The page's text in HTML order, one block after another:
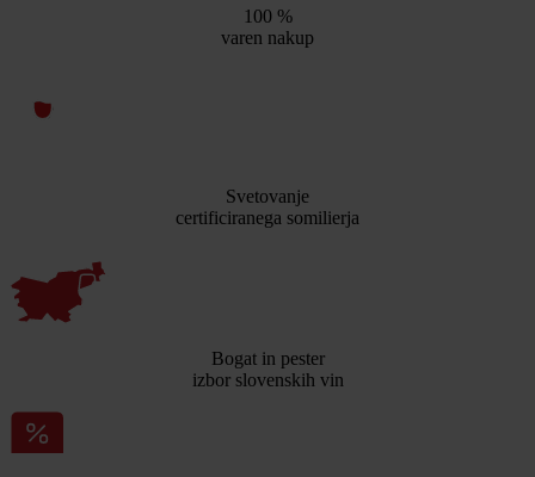
100 %
varen nakup
Svetovanje
certificiranega somilierja
Bogat in pester
izbor slovenskih vin